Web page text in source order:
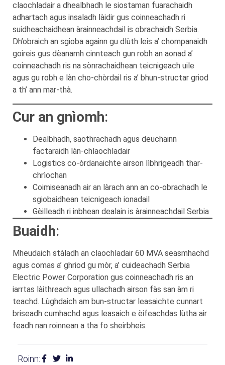
claochladair a dhealbhadh le siostaman fuarachaidh
adhartach agus insaladh làidir gus coinneachadh ri
suidheachaidhean àrainneachdail is obrachaidh Serbia.
Dh’obraich an sgioba againn gu dlùth leis a’ chompanaidh
goireis gus dèanamh cinnteach gun robh an aonad a’
coinneachadh ris na sònrachaidhean teicnigeach uile
agus gu robh e làn cho-chòrdail ris a’ bhun-structar griod
a th’ ann mar-thà.
Cur an gnìomh:
Dealbhadh, saothrachadh agus deuchainn
factaraidh làn-chlaochladair
Logistics co-òrdanaichte airson lìbhrigeadh thar-
chrìochan
Coimiseanadh air an làrach ann an co-obrachadh le
sgiobaidhean teicnigeach ionadail
Gèilleadh ri inbhean dealain is àrainneachdail Serbia
Buaidh:
Mheudaich stàladh an claochladair 60 MVA seasmhachd
agus comas a’ ghriod gu mòr, a’ cuideachadh Serbia
Electric Power Corporation gus coinneachadh ris an
iarrtas làithreach agus ullachadh airson fàs san àm ri
teachd. Lùghdaich am bun-structar leasaichte cunnart
briseadh cumhachd agus leasaich e èifeachdas lùtha air
feadh nan roinnean a tha fo sheirbheis.
Roinn: